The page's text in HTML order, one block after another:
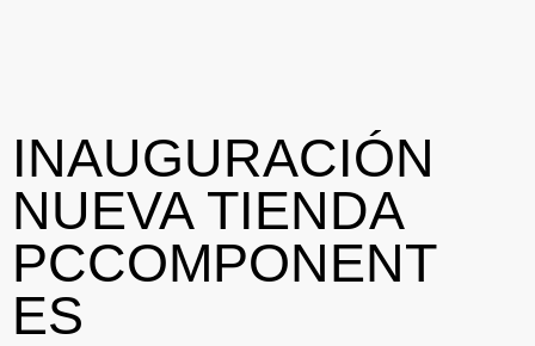
INAUGURACIÓN
NUEVA TIENDA
PCCOMPONENT
ES